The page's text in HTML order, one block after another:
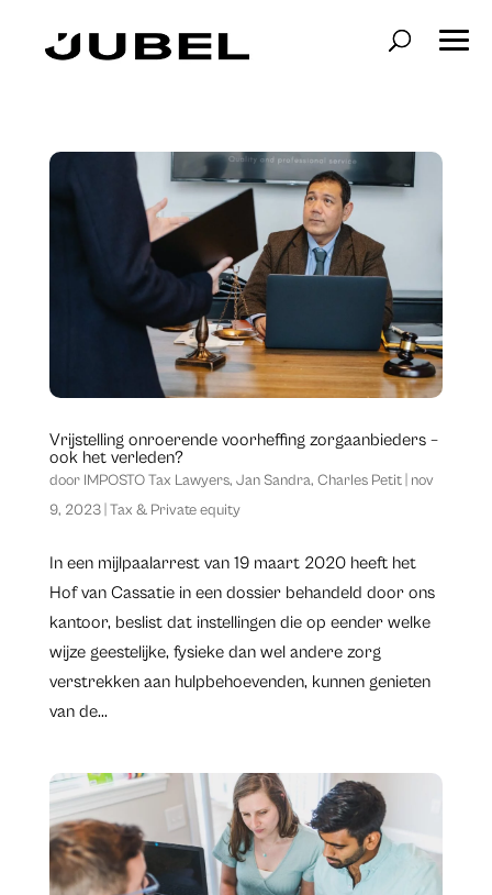
Vrijstelling onroerende voorheffing zorgaanbieders –
ook het verleden?
door IMPOSTO Tax Lawyers, Jan Sandra, Charles Petit| nov
9, 2023| Tax & Private equity
In een mijlpaalarrest van 19 maart 2020 heeft het
Hof van Cassatie in een dossier behandeld door ons
kantoor, beslist dat instellingen die op eender welke
wijze geestelijke, fysieke dan wel andere zorg
verstrekken aan hulpbehoevenden, kunnen genieten
van de...